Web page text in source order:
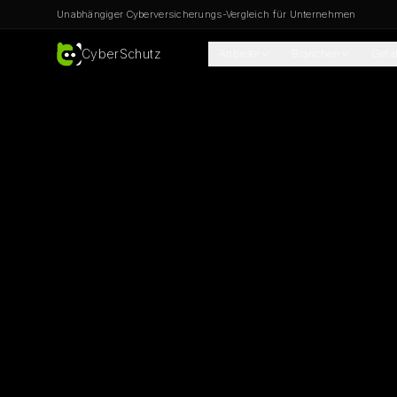
Unabhängiger Cyberversicherungs-Vergleich für Unternehmen
CyberSchutz